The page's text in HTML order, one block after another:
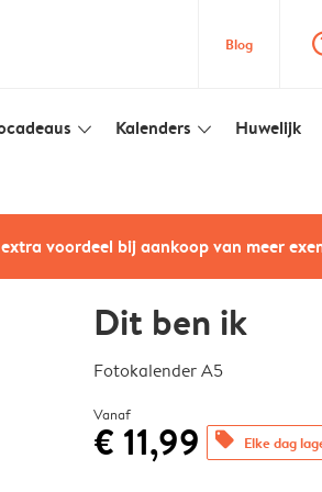
Blog
slim_arrow_down Kalenders slim_arrow_down Huwelijk
voordeel bij aankoop van meer
Dit ben ik
Fotokalender A5
Vanaf
€ 11,99 offers Elke dag